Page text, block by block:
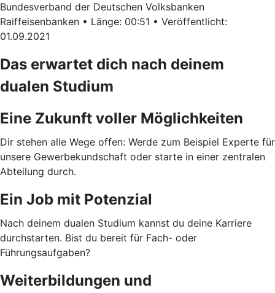
Bundesverband der Deutschen Volksbanken
Raiffeisenbanken • Länge: 00:51 • Veröffentlicht:
01.09.2021
Das erwartet dich nach deinem
dualen Studium
Eine Zukunft voller Möglichkeiten
Dir stehen alle Wege offen: Werde zum Beispiel Experte für
unsere Gewerbekundschaft oder starte in einer zentralen
Abteilung durch.
Ein Job mit Potenzial
Nach deinem dualen Studium kannst du deine Karriere
durchstarten. Bist du bereit für Fach- oder
Führungsaufgaben?
Weiterbildungen und